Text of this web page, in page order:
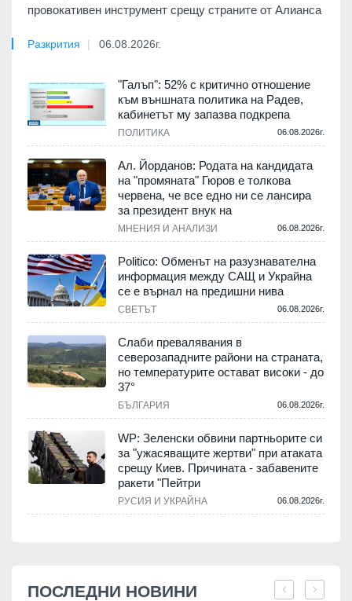
провокативен инструмент срещу страните от Алианса
Разкрития 06.08.2026г.
"Галъп": 52% с критично отношение
към външната политика на Радев,
кабинетът му запазва подкрепа
ПОЛИТИКА 06.08.2026г.
Ал. Йорданов: Родата на кандидата
на "промяната" Гюров е толкова
червена, че все едно ни се лансира
за президент внук на
МНЕНИЯ И АНАЛИЗИ 06.08.2026г.
Politico: Обменът на разузнавателна
информация между САЩ и Украйна
се е върнал на предишни нива
СВЕТЪТ 06.08.2026г.
Слаби превалявания в
северозападните райони на страната,
но температурите остават високи - до
37°
БЪЛГАРИЯ 06.08.2026г.
WP: Зеленски обвини партньорите си
за "ужасяващите жертви" при атаката
срещу Киев. Причината - забавените
ракети "Пейтри
РУСИЯ И УКРАЙНА 06.08.2026г.
ПОСЛЕДНИ НОВИНИ